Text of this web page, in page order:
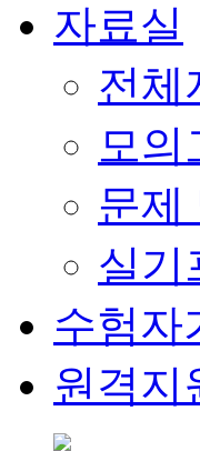
자료실
전체
모의
문제
실기
수험자
원격지